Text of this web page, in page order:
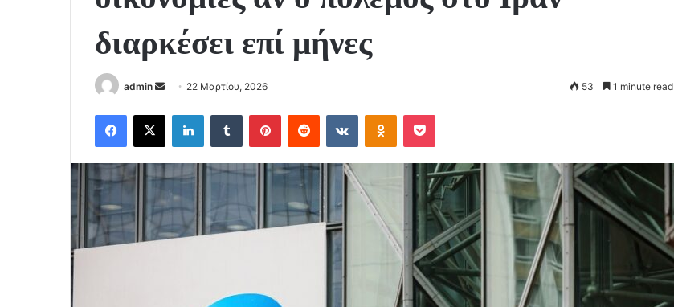
διαρκέσει επί μήνες
admin
Send
email
22 Μαρτίου, 2026 53 1 minute read
Facebook
X LinkedInTumblr PinterestReddit VKontakteOdnoklassniki
Pocket